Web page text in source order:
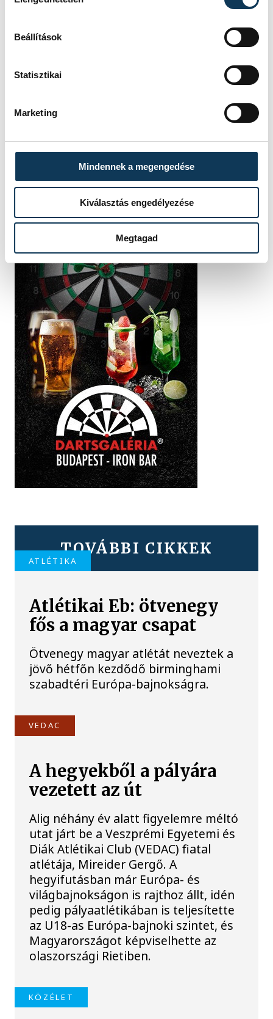
Beállítások
Statisztikai
Marketing
Mindennek a megengedése
Kiválasztás engedélyezése
Megtagad
TOVÁBBI CIKKEK
ATLÉTIKA
Atlétikai Eb: ötvenegy
fős a magyar csapat
Ötvenegy magyar atlétát neveztek a
jövő hétfőn kezdődő birminghami
szabadtéri Európa-bajnokságra.
VEDAC
A hegyekből a pályára
vezetett az út
Alig néhány év alatt figyelemre méltó
utat járt be a Veszprémi Egyetemi és
Diák Atlétikai Club (VEDAC) fiatal
atlétája, Mireider Gergő. A
hegyifutásban már Európa- és
világbajnokságon is rajthoz állt, idén
pedig pályaatlétikában is teljesítette
az U18-as Európa-bajnoki szintet, és
Magyarországot képviselhette az
olaszországi Rietiben.
KÖZÉLET